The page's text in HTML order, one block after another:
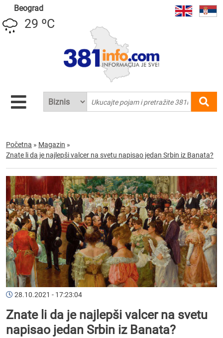
Beograd
29 ºC
Početna » Magazin »
Znate li da je najlepši valcer na svetu napisao jedan Srbin iz Banata?
28.10.2021 - 17:23:04
Znate li da je najlepši valcer na svetu
napisao jedan Srbin iz Banata?